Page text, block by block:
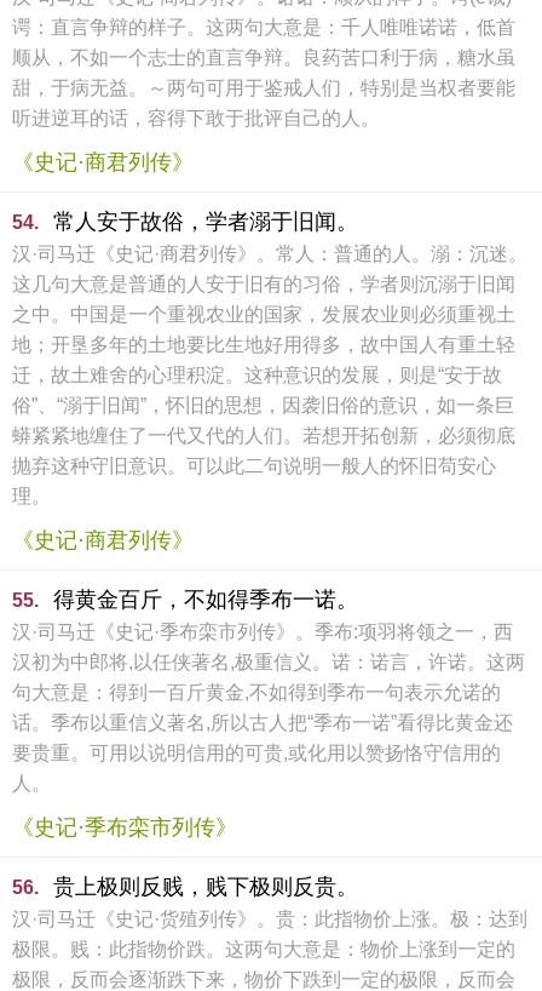
谔：直言争辩的样子。这两句大意是：千人唯唯诺诺，低首
顺从，不如一个志士的直言争辩。良药苦口利于病，糖水虽
甜，于病无益。～两句可用于鉴戒人们，特别是当权者要能
听进逆耳的话，容得下敢于批评自己的人。
《史记·商君列传》
54. 常人安于故俗，学者溺于旧闻。
汉·司马迁《史记·商君列传》。常人：普通的人。溺：沉迷。
这几句大意是普通的人安于旧有的习俗，学者则沉溺于旧闻
之中。中国是一个重视农业的国家，发展农业则必须重视土
地；开垦多年的土地要比生地好用得多，故中国人有重土轻
迁，故土难舍的心理积淀。这种意识的发展，则是“安于故
俗”、“溺于旧闻”，怀旧的思想，因袭旧俗的意识，如一条巨
蟒紧紧地缠住了一代又代的人们。若想开拓创新，必须彻底
抛弃这种守旧意识。可以此二句说明一般人的怀旧苟安心
理。
《史记·商君列传》
55. 得黄金百斤，不如得季布一诺。
汉·司马迁《史记·季布栾市列传》。季布:项羽将领之一，西
汉初为中郎将,以任侠著名,极重信义。诺：诺言，许诺。这两
句大意是：得到一百斤黄金,不如得到季布一句表示允诺的
话。季布以重信义著名,所以古人把“季布一诺”看得比黄金还
要贵重。可用以说明信用的可贵,或化用以赞扬恪守信用的
人。
《史记·季布栾市列传》
56. 贵上极则反贱，贱下极则反贵。
汉·司马迁《史记·货殖列传》。贵：此指物价上涨。极：达到
极限。贱：此指物价跌。这两句大意是：物价上涨到一定的
极限，反而会逐渐跌下来，物价下跌到一定的极限，反而会